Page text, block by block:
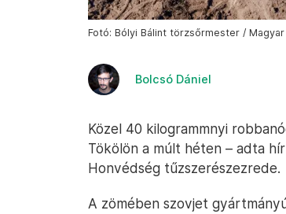
Fotó: Bólyi Bálint törzsőrmester /
Bolcsó Dániel
Közel 4️0 kilogrammnyi
Tökölön a múlt héten – adta
Honvédség tűzszerészezrede.
A zömében szovjet